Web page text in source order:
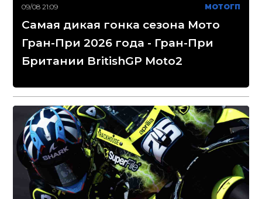
09/08 21:09 МОТОГП
Самая дикая гонка сезона Мото
Гран-При 2026 года - Гран-При
Британии BritishGP Moto2